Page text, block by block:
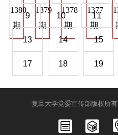
1380
期
1379
期
1378
期
1377
期
9 10 11
13 14 15
17 18 19
复旦大学党委宣传部版权所